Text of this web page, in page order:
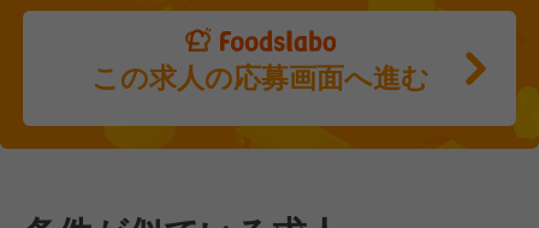
この求人の応募画面へ進む